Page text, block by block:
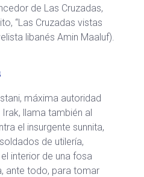
de Las Cruzadas,
“Las Cruzadas vistas
libanés Amin Maaluf).
máxima autoridad
llama también al
el insurgente sunnita,
de utilería,
interior de una fosa
ante todo, para tomar